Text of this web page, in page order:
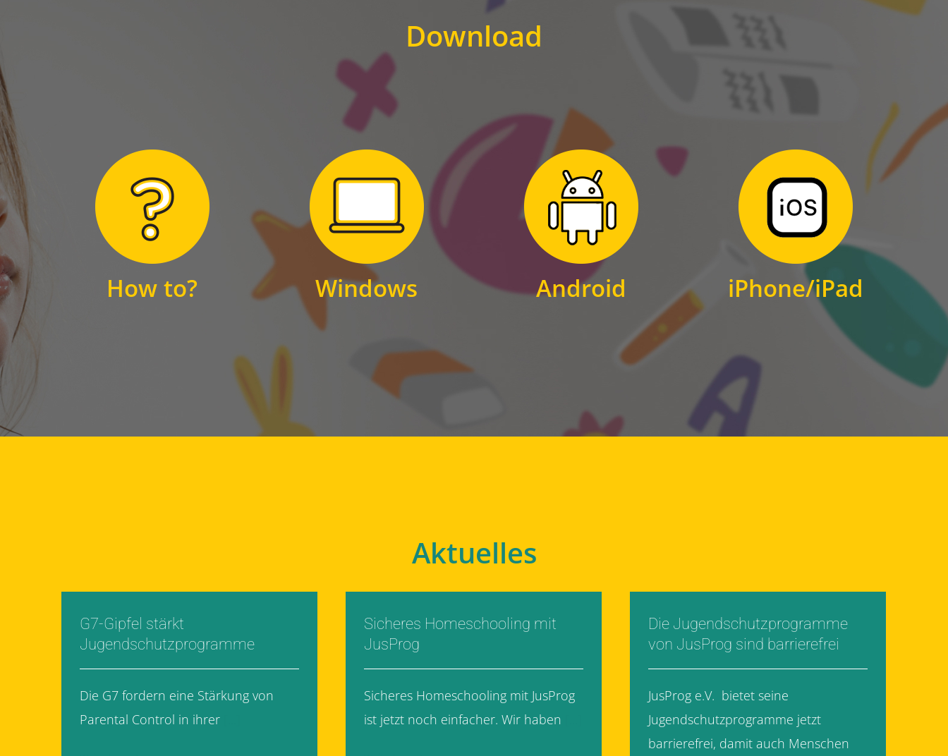
Download
How to?
Hier finden Sie
Windows
Zum Download
für Windows
Android
Zum Download
für Android
iPhone/iPad
Zum Download
für iPhone und iPad
Aktuelles
G7-Gipfel stärkt
Jugendschutzprogramme
Die G7 fordern eine Stärkung von
Parental Control in ihrer
Sicheres Homeschooling mit
JusProg
Sicheres Homeschooling mit JusProg
ist jetzt noch einfacher. Wir haben
Die Jugendschutzprogramme
von JusProg sind barrierefrei
JusProg e.V. bietet seine
Jugendschutzprogramme jetzt
barrierefrei, damit auch Menschen